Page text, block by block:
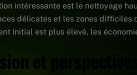
intéressante est le nettoyage
délicates et les zones difficiles
initial est plus élevé, les
et